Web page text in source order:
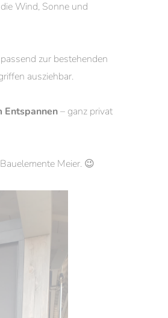
Wind, Sonne und
zur bestehenden
ausziehbar.
Entspannen– ganz privat
Meier. 😉